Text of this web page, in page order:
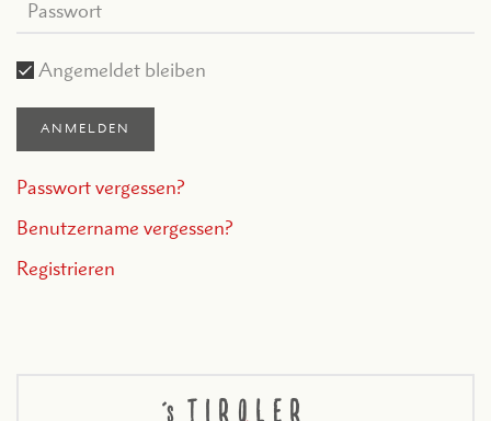
Angemeldet bleiben
ANMELDEN
Passwort vergessen?
Benutzername vergessen?
Registrieren